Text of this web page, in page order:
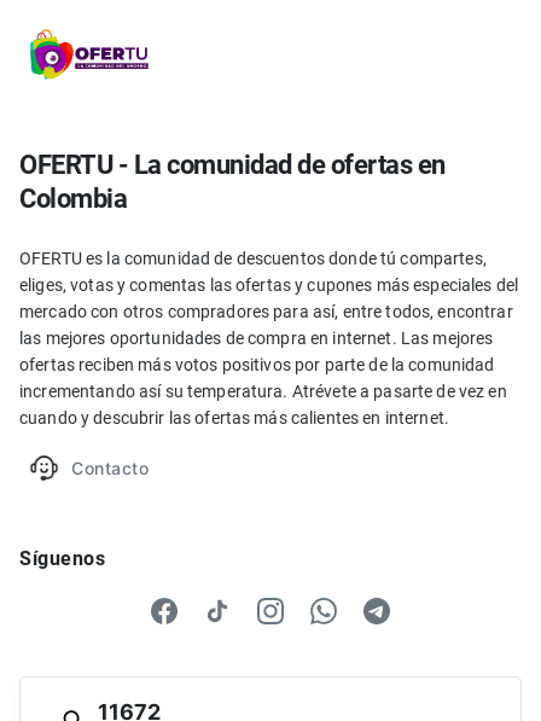
OFERTU - La comunidad de ofertas en
Colombia
OFERTU es la comunidad de descuentos donde tú compartes,
eliges, votas y comentas las ofertas y cupones más especiales del
mercado con otros compradores para así, entre todos, encontrar
las mejores oportunidades de compra en internet. Las mejores
ofertas reciben más votos positivos por parte de la comunidad
incrementando así su temperatura. Atrévete a pasarte de vez en
cuando y descubrir las ofertas más calientes en internet.
Contacto
Síguenos
11672